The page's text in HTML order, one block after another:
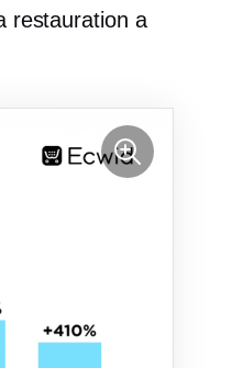
restauration a